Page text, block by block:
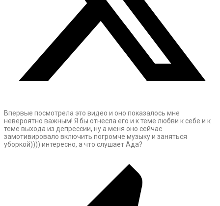
Впервые посмотрела это видео и оно показалось мне
невероятно важным! Я бы отнесла его и к теме любви к себе и к
теме выхода из депрессии, ну а меня оно сейчас
замотивировало включить погромче музыку и заняться
уборкой)))) интересно, а что слушает Ада?